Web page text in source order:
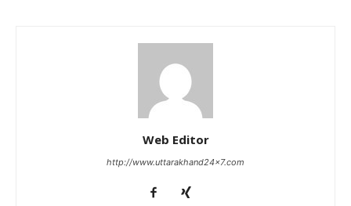
Web Editor
http://www.uttarakhand24x7.com